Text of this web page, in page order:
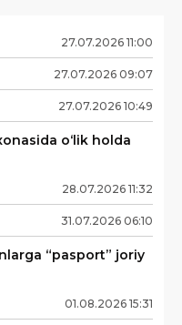
27.07.2026 11:00
27.07.2026 09:07
27.07.2026 10:49
o‘lik holda
28.07.2026 11:32
31.07.2026 06:10
“pasport” joriy
01.08.2026 15:31